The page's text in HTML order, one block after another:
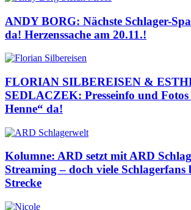
ANDY BORG: Nächste Schlager-
da! Herzenssache am 20.11.!
FLORIAN SILBEREISEN &
SEDLACZEK: Presseinfo und Fotos
Henne“ da!
Kolumne: ARD setzt mit ARD
Streaming – doch viele Schlagerfans
Strecke